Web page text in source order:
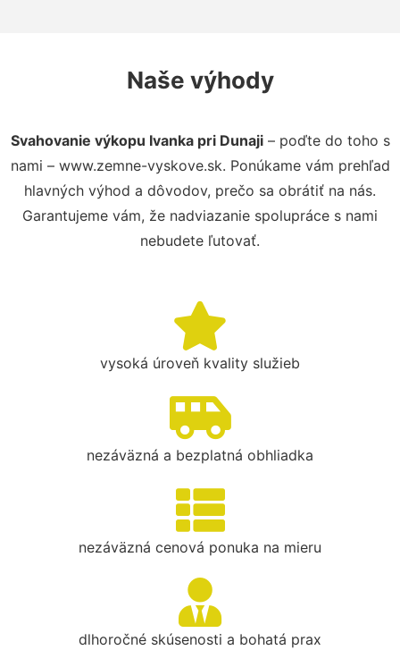
Naše výhody
Svahovanie výkopu Ivanka pri Dunaji– poďte do toho s
nami – www.zemne-vyskove.sk. Ponúkame vám prehľad
hlavných výhod a dôvodov, prečo sa obrátiť na nás.
Garantujeme vám, že nadviazanie spolupráce s nami
nebudete ľutovať.
vysoká úroveň kvality služieb
nezáväzná a bezplatná obhliadka
nezáväzná cenová ponuka na mieru
dlhoročné skúsenosti a bohatá prax